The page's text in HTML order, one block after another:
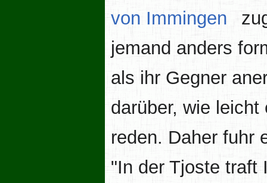
von Immingen
jemand anders
als ihr Gegner
darüber, wie
reden. Daher fuhr
"In der Tjoste traft